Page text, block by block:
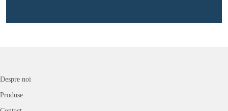
Despre noi
Produse